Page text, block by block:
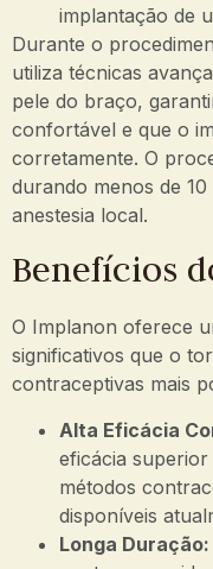
implantação de
Durante o
utiliza técnicas
pele do braço,
confortável e que o
corretamente. O
durando menos de
anestesia local.
Benefícios
O Implanon oferece
significativos que o
contraceptivas mais
Alta Eficácia
eficácia
métodos
disponíveis
Longa Duração: